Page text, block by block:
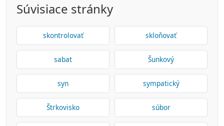
Súvisiace stránky
skontrolovať skloňovať
sabat Šunkový
syn sympatický
Štrkovisko súbor